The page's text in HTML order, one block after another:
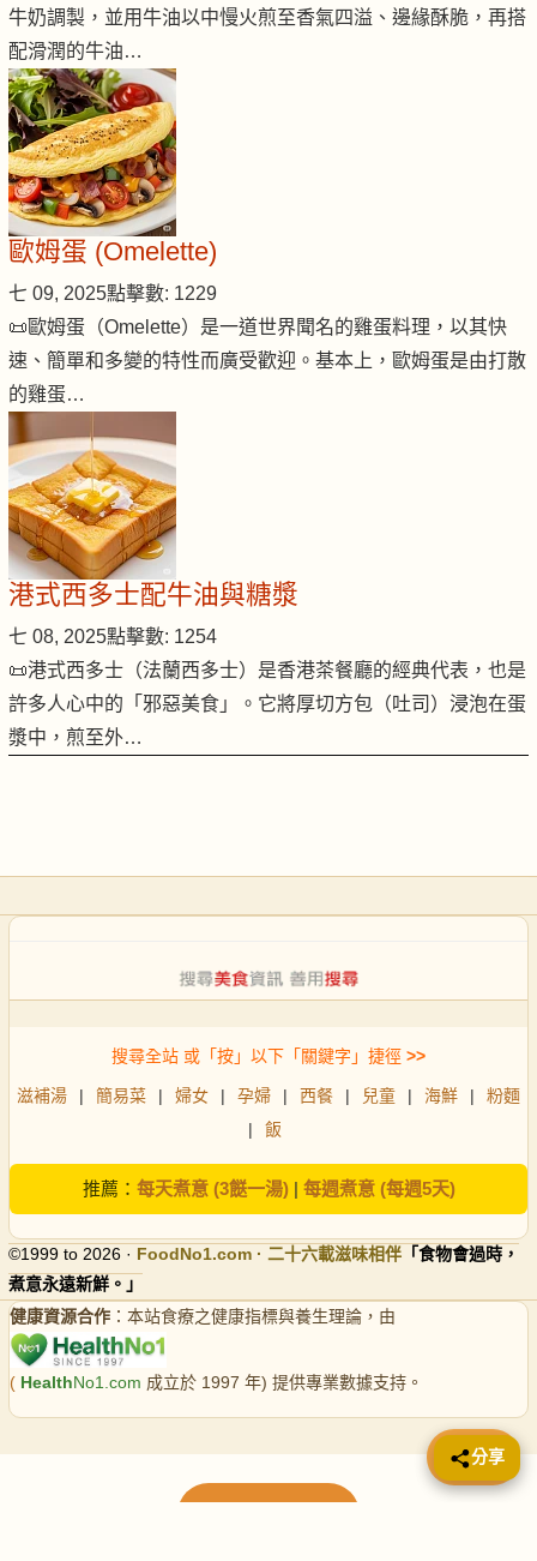
牛奶調製，並用牛油以中慢火煎至香氣四溢、邊緣酥脆，再搭
配滑潤的牛油…
歐姆蛋 (Omelette)
七 09, 2025點擊數: 1229
📜歐姆蛋（Omelette）是一道世界聞名的雞蛋料理，以其快
速、簡單和多變的特性而廣受歡迎。基本上，歐姆蛋是由打散
的雞蛋…
港式西多士配牛油與糖漿
七 08, 2025點擊數: 1254
📜港式西多士（法蘭西多士）是香港茶餐廳的經典代表，也是
許多人心中的「邪惡美食」。它將厚切方包（吐司）浸泡在蛋
漿中，煎至外…
搜尋全站 或「按」以下「關鍵字」捷徑 >>
滋補湯 | 簡易菜 | 婦女 | 孕婦 | 西餐 | 兒童 | 海鮮 |
粉麵
|
飯
推薦： 每天煮意 (3餸一湯)| 每週煮意 (每週5天)
©1999 to 2026 · FoodNo1.com · 二十六載滋味相伴 「食物會過時，
煮意永遠新鮮。」
健康資源合作 ：本站食療之健康指標與養生理論，由
( HealthNo1.com 成立於 1997 年) 提供專業數據支持。
📤 分享
分享